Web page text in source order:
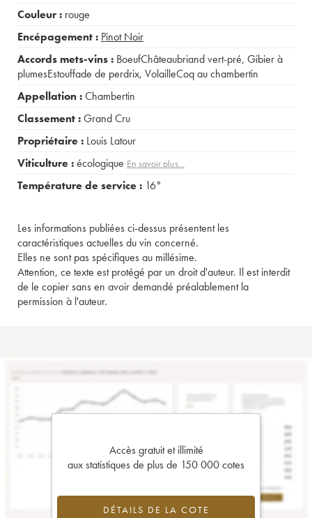
Couleur : rouge
Encépagement : Pinot Noir
Accords mets-vins : BoeufChâteaubriand vert-pré, Gibier à
plumesEstouffade de perdrix, VolailleCoq au chambertin
Appellation :Chambertin
Classement :Grand Cru
Propriétaire : Louis Latour
Viticulture :écologique En savoir plus...
Température de service : 16°
Les informations publiées ci-dessus présentent les
caractéristiques actuelles du vin concerné.
Elles ne sont pas spécifiques au millésime.
Attention, ce texte est protégé par un droit d'auteur. Il est interdit
de le copier sans en avoir demandé préalablement la
permission à l'auteur.
Accès gratuit et illimité
aux statistiques de plus de 150 000 cotes
DÉTAILS DE LA COTE